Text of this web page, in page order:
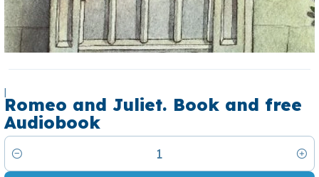
|
Romeo and Juliet. Book and free
Audiobook
Cantidad